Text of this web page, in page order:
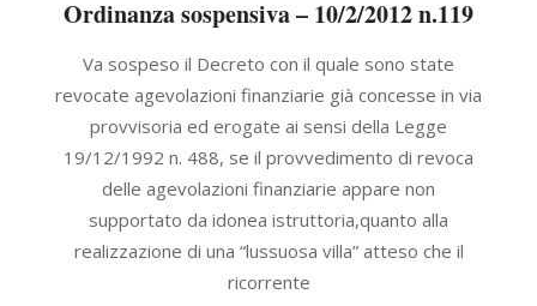
Ordinanza sospensiva – 10/2/2012 n.119
10
Va sospeso il Decreto con il quale sono state
revocate agevolazioni finanziarie già concesse in via
provvisoria ed erogate ai sensi della Legge
19/12/1992 n. 488, se il provvedimento di revoca
delle agevolazioni finanziarie appare non
supportato da idonea istruttoria,quanto alla
realizzazione di una “lussuosa villa” atteso che il
ricorrente